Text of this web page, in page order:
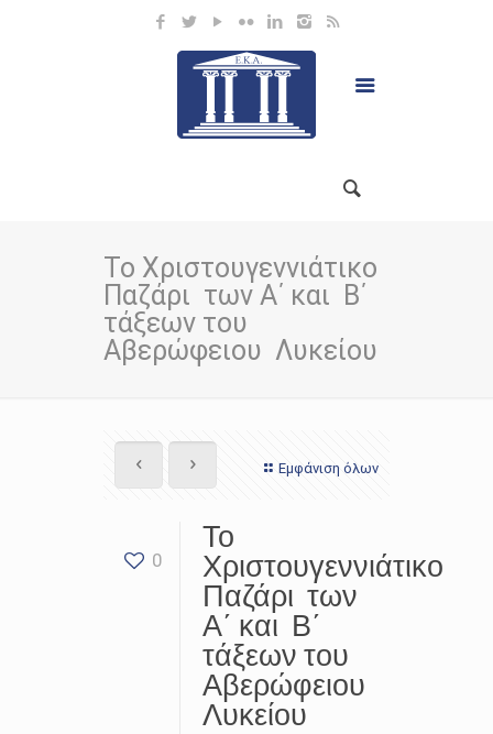
Το Χριστουγεννιάτικο
Παζάρι των Α΄ και Β΄
τάξεων του
Αβερώφειου Λυκείου
Εμφάνιση όλων
0
Το
Χριστουγεννιάτικο
Παζάρι των
Α΄ και Β΄
τάξεων του
Αβερώφειου
Λυκείου